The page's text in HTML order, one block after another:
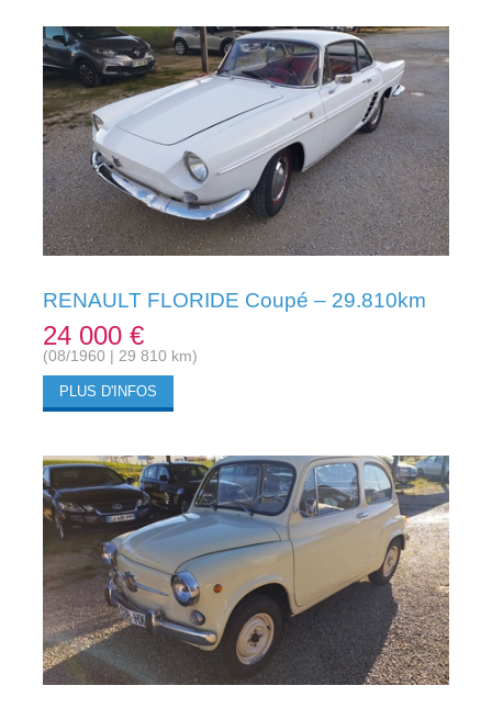
RENAULT FLORIDE Coupé – 29.810km
24 000 €
(08/1960 | 29 810 km)
PLUS D'INFOS